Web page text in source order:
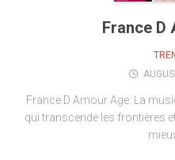
France D
France D Amour Age: La
qui transcende les frontières